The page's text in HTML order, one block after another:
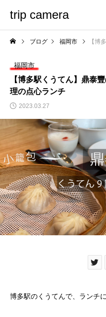
trip camera
ブログ 福岡市 【博多
福岡市
【博多駅くうてん】鼎泰
理の点心ランチ
2023.03.27
博多駅のくうてんで、ランチ